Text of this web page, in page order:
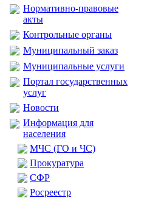
Нормативно-правовые
акты
Контрольные органы
Муниципальный заказ
Муниципальные услуги
Портал государственных
услуг
Новости
Информация для
населения
МЧС (ГО и ЧС)
Прокуратура
CФР
Росреестр